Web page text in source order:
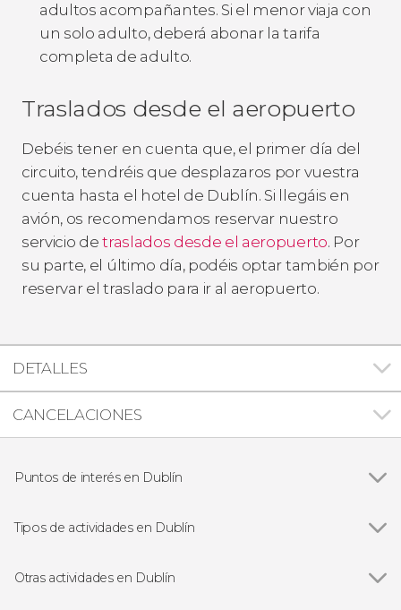
adultos acompañantes. Si el menor viaja con
un solo adulto, deberá abonar la tarifa
completa de adulto.
Traslados desde el aeropuerto
Debéis tener en cuenta que, el primer día del
circuito, tendréis que desplazaros por vuestra
cuenta hasta el hotel de Dublín. Si llegáis en
avión, os recomendamos reservar nuestro
servicio detraslados desde el aeropuerto. Por
su parte, el último día, podéis optar también por
reservar el traslado para ir al aeropuerto.
DETALLES
CANCELACIONES
Puntos de interés en Dublín
Guinness Storehouse
Tipos de actividades en Dublín
Free tours en Dublín
Otras actividades en Dublín